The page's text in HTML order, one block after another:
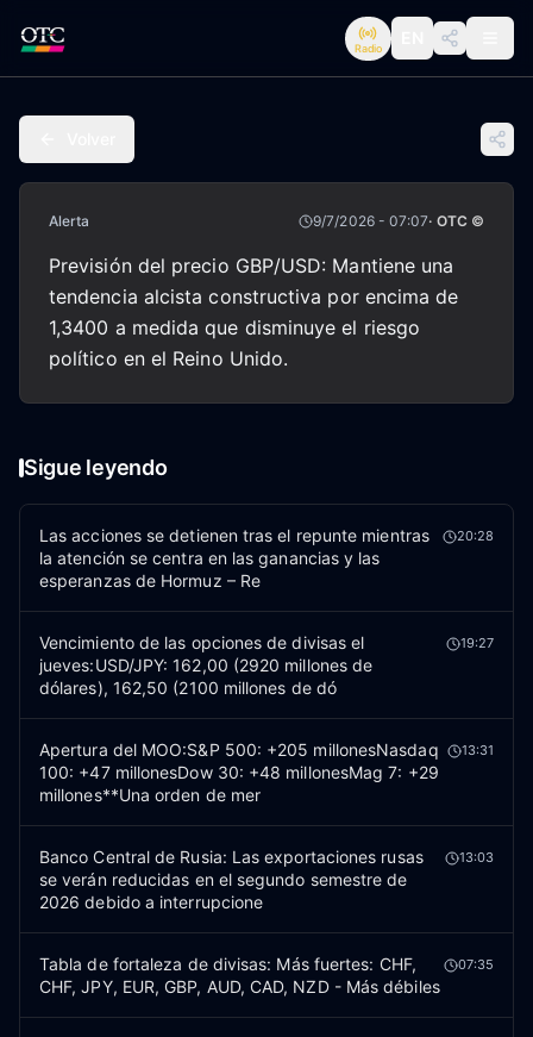
Radio
Alerta 9/7/2026 - 07:07· OTC ©
Previsión del precio GBP/USD: Mantiene una
tendencia alcista constructiva por encima de
1,3400 a medida que disminuye el riesgo
político en el Reino Unido.
Sigue leyendo
Las acciones se detienen tras el repunte mientras
la atención se centra en las ganancias y las
esperanzas de Hormuz – Re
20:28
Vencimiento de las opciones de divisas el
jueves:USD/JPY: 162,00 (2920 millones de
dólares), 162,50 (2100 millones de dó
19:27
Apertura del MOO:S&P 500: +205 millonesNasdaq
100: +47 millonesDow 30: +48 millonesMag 7: +29
millones**Una orden de mer
13:31
Banco Central de Rusia: Las exportaciones rusas
se verán reducidas en el segundo semestre de
2026 debido a interrupcione
13:03
Tabla de fortaleza de divisas: Más fuertes: CHF,
CHF, JPY, EUR, GBP, AUD, CAD, NZD - Más débiles
07:35